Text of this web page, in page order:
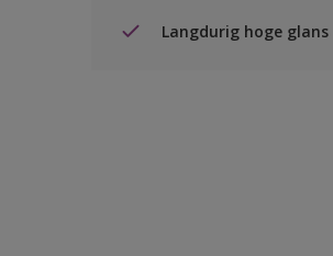
Langdurig hoge glans